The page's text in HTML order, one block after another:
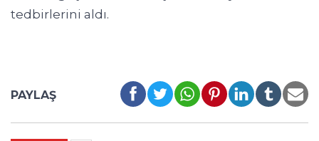
tedbirlerini aldı.
PAYLAŞ